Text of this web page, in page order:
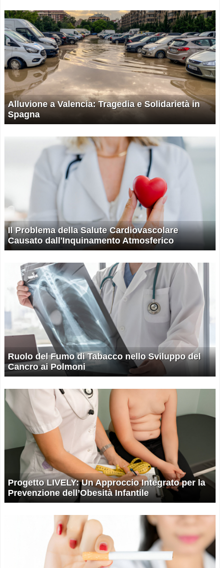
Alluvione a Valencia: Tragedia e Solidarietà in
Spagna
Il Problema della Salute Cardiovascolare
Causato dall'Inquinamento Atmosferico
Ruolo del Fumo di Tabacco nello Sviluppo del
Cancro ai Polmoni
Progetto LIVELY: Un Approccio Integrato per la
Prevenzione dell’Obesità Infantile